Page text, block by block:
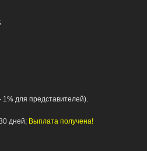
для представителей).
дней; Выплата получена!